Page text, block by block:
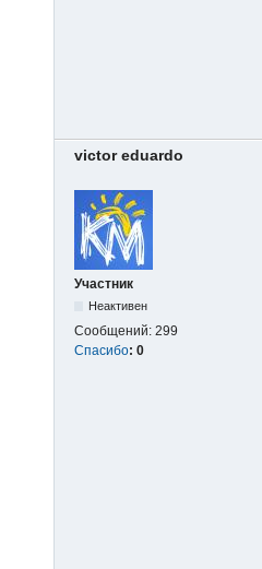
victor eduardo
Участник
Неактивен
Сообщений: 299
Спасибо: 0